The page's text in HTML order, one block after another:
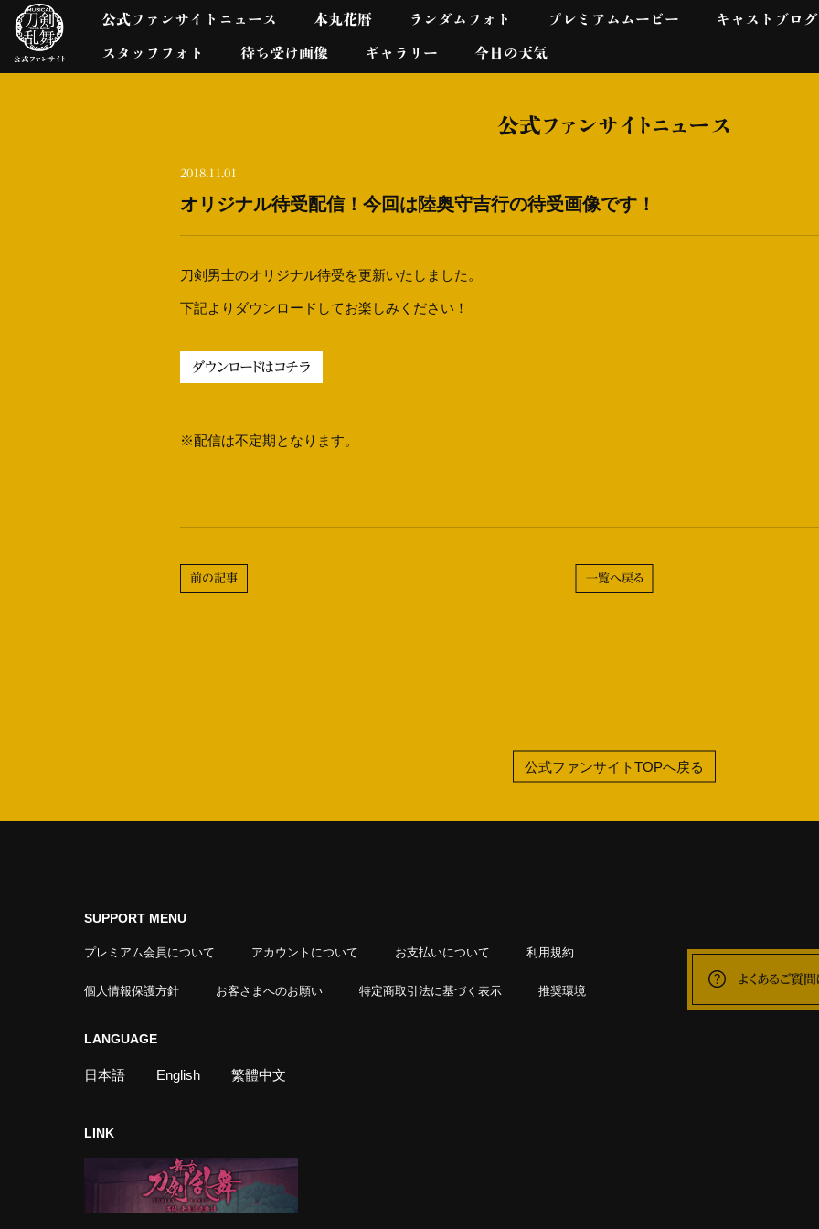
公式ファンサイトニュース 本丸花暦 ランダムフォト プレミアムムービー キャストブログ
スタッフフォト 待ち受け画像 ギャラリー 今日の天気
公式ファンサイトニュース
2018.11.01
オリジナル待受配信！今回は陸奥守吉行の待受画像です！
刀剣男士のオリジナル待受を更新いたしました。
下記よりダウンロードしてお楽しみください！
ダウンロードはコチラ
※配信は不定期となります。
一覧へ戻る
前の記事
公式ファンサイトTOPへ戻る
SUPPORT MENU
プレミアム会員について アカウントについて お支払いについて 利用規約
個人情報保護方針 お客さまへのお願い 特定商取引法に基づく表示 推奨環境
LANGUAGE
日本語 English 繁體中文
LINK
よくあるご質問